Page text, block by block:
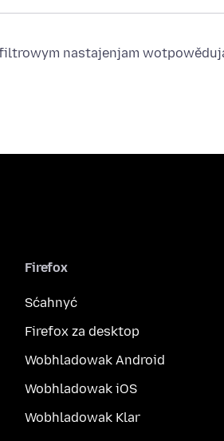
nastajenjam
Firefox
Sćahnyć
Firefox za desktop
Wobhladowak Android
Wobhladowak iOS
Wobhladowak Klar